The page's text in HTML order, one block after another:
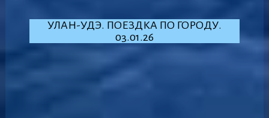
УЛАН-УДЭ. ПОЕЗДКА ПО ГОРОДУ.
03.01.26